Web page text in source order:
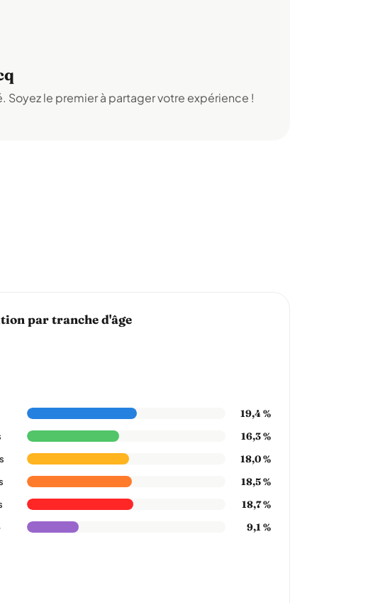
le premier à partager votre expérience !
par tranche d'âge
19,4 %
16,3 %
18,0 %
18,5 %
18,7 %
9,1 %